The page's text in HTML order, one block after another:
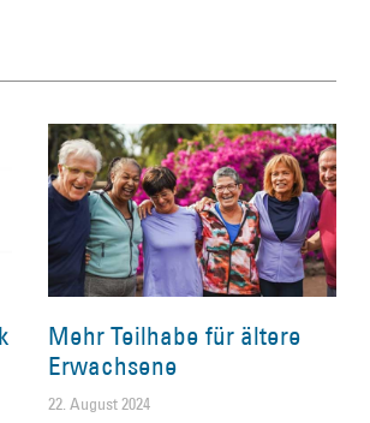
Mehr Teilhabe für ältere
Erwachsene
22. August 2024